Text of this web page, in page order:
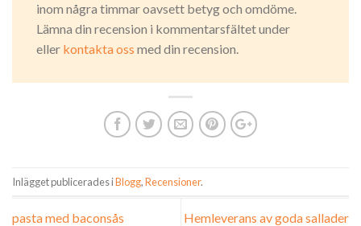
inom några timmar oavsett betyg och omdöme.
Lämna din recension i kommentarsfältet under
eller kontakta oss med din recension.
Inlägget publicerades iBlogg,Recensioner.
pasta med baconsås Hemleverans av goda sallader